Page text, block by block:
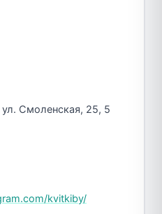
Смоленская, 25, 5
kvitkiby/